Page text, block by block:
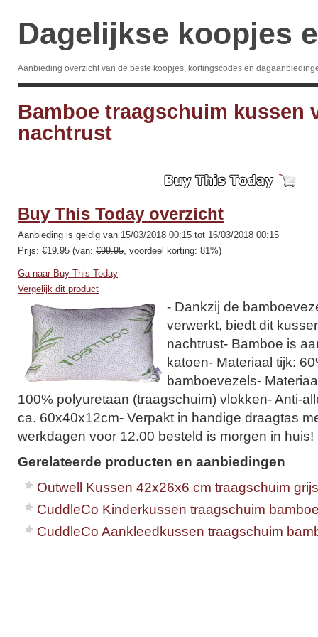
Dagelijkse koopjes
Aanbieding overzicht van de beste koopjes, kortingscodes en
Bamboe traagschuim kussen
nachtrust
Buy This Today overzicht
Aanbieding is geldig van 15/03/2018 00:15 tot 16/03/2018 00:15
Prijs: €19.95 (van: €99.95, voordeel korting: 81%)
Ga naar Buy This Today
Vergelijk dit product
- Dankzij de
verwerkt, biedt dit
nachtrust- Bamboe is
katoen- Materiaal tijk:
bamboevezels-
100% polyuretaan (traagschuim) vlokken- Anti-
ca. 60x40x12cm- Verpakt in handige draagtas
werkdagen voor 12.00 besteld is morgen in huis!
Gerelateerde producten en aanbiedingen
Outwell Kussen 42x26x6 cm traagschuim
CuddleCo Kinderkussen traagschuim
CuddleCo Aankleedkussen traagschuim